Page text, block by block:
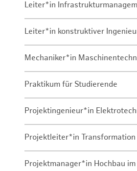
Leiter*in
Leiter*in konstruktiver
Mechaniker*in
Praktikum für Studierende
Projektingenieur*in
Projektleiter*in
Projektmanager*in Hochbau